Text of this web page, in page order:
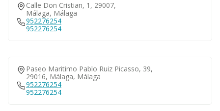
Calle Don Cristian, 1, 29007,
Málaga, Málaga
952276254
952276254
Paseo Maritimo Pablo Ruiz Picasso, 39,
29016, Málaga, Málaga
952276254
952276254